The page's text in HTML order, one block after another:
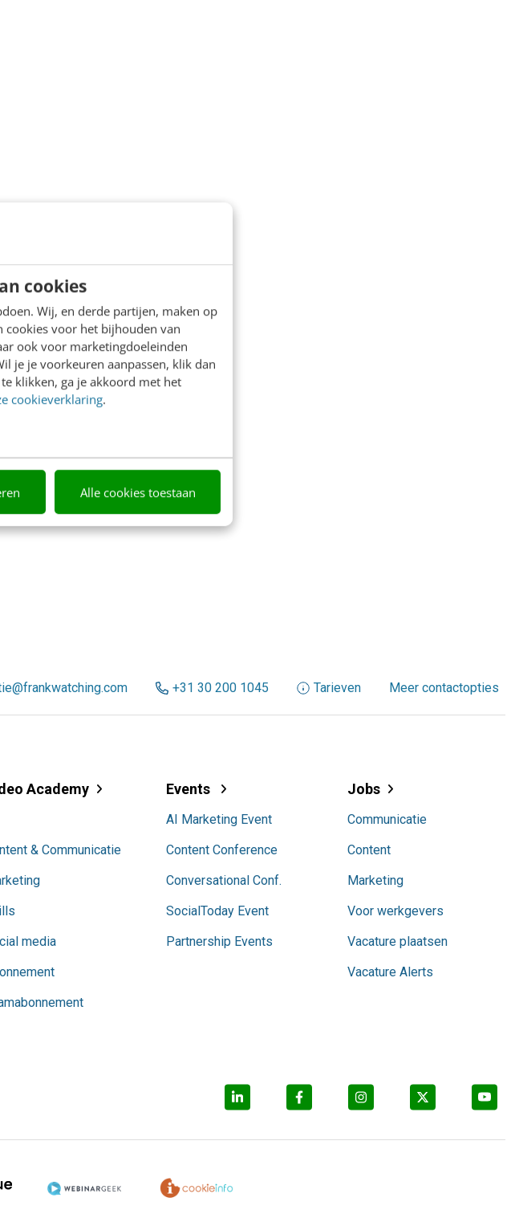
cookies
Wij, en derde partijen, maken op
cookies voor het bijhouden van
ook voor marketingdoeleinden
je je voorkeuren aanpassen, klik dan
te klikken, ga je akkoord met het
cookieverklaring.
Alle cookies toestaan
+31 30 200 1045 Tarieven Meer contactopties
Academy
& Communicatie
media
Events
AI Marketing Event
Content Conference
Conversational Conf.
SocialToday Event
Partnership Events
Jobs
Communicatie
Content
Marketing
Voor werkgevers
Vacature plaatsen
Vacature Alerts